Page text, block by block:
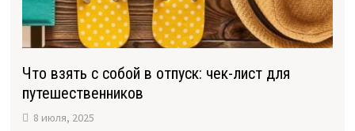
Что взять с собой в отпуск: чек-лист для
путешественников
8 июля, 2025